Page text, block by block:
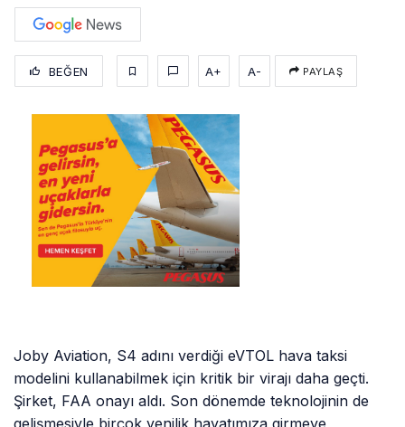
BEĞEN A+ A- PAYLAŞ
Joby Aviation, S4 adını verdiği eVTOL hava taksi
modelini kullanabilmek için kritik bir virajı daha geçti.
Şirket, FAA onayı aldı. Son dönemde teknolojinin de